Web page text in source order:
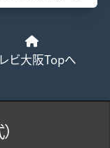
ビ大阪Topへ